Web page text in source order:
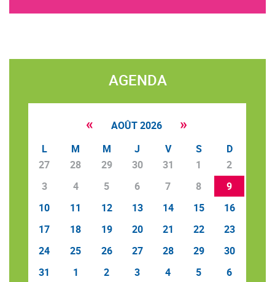
AGENDA
« AOÛT 2026 »
L M M J V S
D
27
28 29 30 31 1
2
3
4 5 6 7 8
9
10
11 12 13 14 15
16
17
18 19 20 21 22
23
24
25 26 27 28 29
30
31
1 2 3 4 5 6